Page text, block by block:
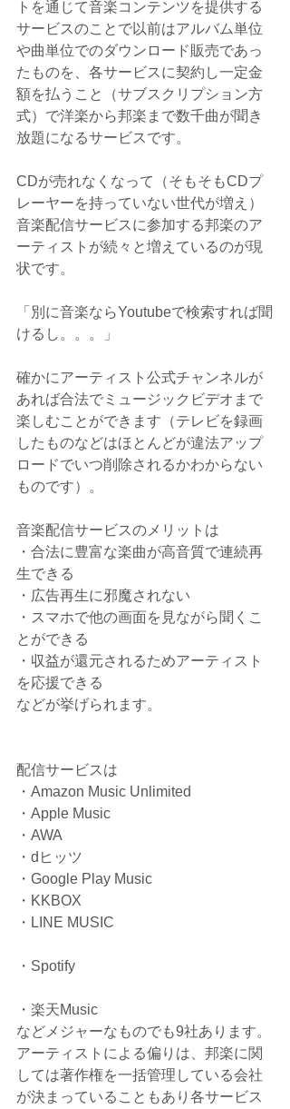
トを通じて音楽コンテンツを提供する
サービスのことで以前はアルバム単位
や曲単位でのダウンロード販売であっ
たものを、各サービスに契約し一定金
額を払うこと（サブスクリプション方
式）で洋楽から邦楽まで数千曲が聞き
放題になるサービスです。
CDが売れなくなって（そもそもCDプ
レーヤーを持っていない世代が増え）
音楽配信サービスに参加する邦楽のア
ーティストが続々と増えているのが現
状です。
「別に音楽ならYoutubeで検索すれば聞
けるし。。。」
確かにアーティスト公式チャンネルが
あれば合法でミュージックビデオまで
楽しむことができます（テレビを録画
したものなどはほとんどが違法アップ
ロードでいつ削除されるかわからない
ものです）。
音楽配信サービスのメリットは
・合法に豊富な楽曲が高音質で連続再
生できる
・広告再生に邪魔されない
・スマホで他の画面を見ながら聞くこ
とができる
・収益が還元されるためアーティスト
を応援できる
などが挙げられます。
配信サービスは
・Amazon Music Unlimited
・Apple Music
・AWA
・dヒッツ
・Google Play Music
・KKBOX
・LINE MUSIC
・Spotify
・楽天Music
などメジャーなものでも9社あります。
アーティストによる偏りは、邦楽に関
しては著作権を一括管理している会社
が決まっていることもあり各サービス